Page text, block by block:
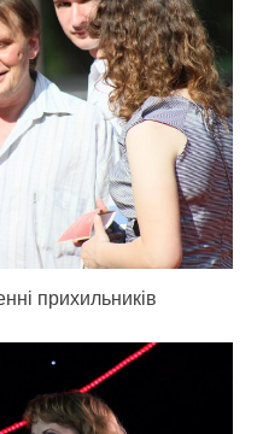
прихильників